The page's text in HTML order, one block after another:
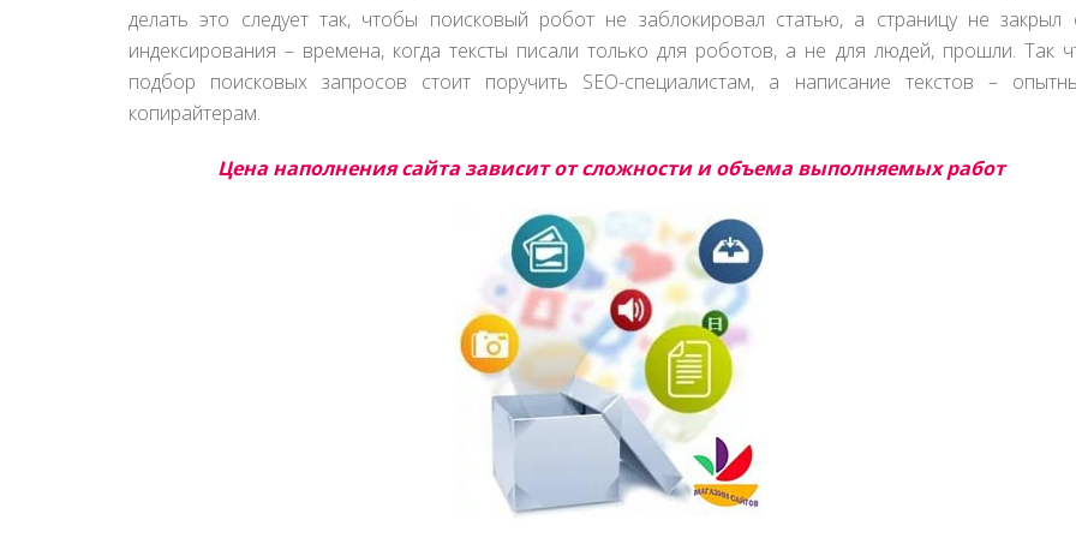
делать это следует так, чтобы поисковый робот не заблокировал статью, а страницу не закрыл
индексирования – времена, когда тексты писали только для роботов, а не для людей, прошли. Так
подбор поисковых запросов стоит поручить SEO-специалистам, а написание текстов –
копирайтерам.
Цена наполнения сайта зависит от сложности и объема выполняемых работ